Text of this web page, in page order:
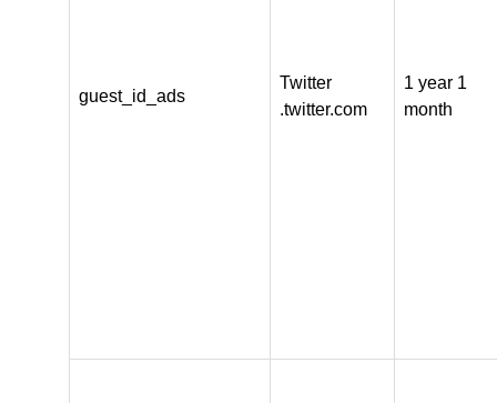
guest_id_ads
Twitter
.twitter.com
1 year 1
month